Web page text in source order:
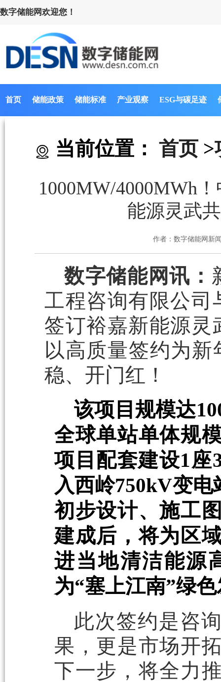
数字储能网欢迎您！
首页 储能政策 储能标准 产业观察 ESG与碳足迹
当前位置： 首页 >
1000MW/4000MWh
能源灵武
作者：数字储能网新
数字储能网讯：
工程咨询有限公司
签订裕嘉新能源灵
以高质量签约为
稳、开门红！
该项目规模达
全球单站单体规
项目配套建设1座
入西岭750kV变
初步设计、施工
建成后，将为区
进当地清洁能源
为“塞上江南”绿
此次签约是咨
果，更是市场开
下一步，将全力